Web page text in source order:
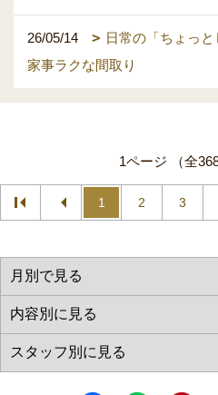
26/05/14
日常の「ちょっと
家事ラクな間取り
1ページ （全
1 2 3